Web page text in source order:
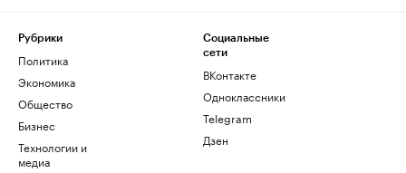
Рубрики
Политика
Экономика
Общество
Бизнес
Технологии и
медиа
Социальные
сети
ВКонтакте
Одноклассники
Telegram
Дзен